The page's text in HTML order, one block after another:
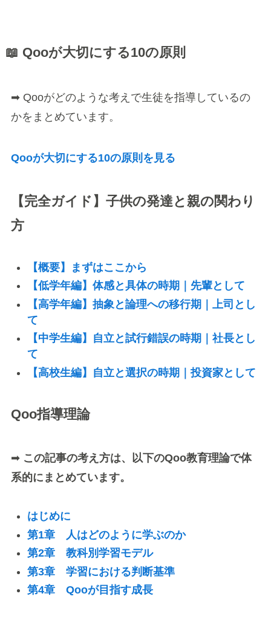
📖 Qooが大切にする10の原則
➡ Qooがどのような考えで生徒を指導しているの
かをまとめています。
Qooが大切にする10の原則を見る
【完全ガイド】子供の発達と親の関わり
方
【概要】まずはここから
【低学年編】体感と具体の時期｜先輩として
【高学年編】抽象と論理への移行期｜上司とし
て
【中学生編】自立と試行錯誤の時期｜社長とし
て
【高校生編】自立と選択の時期｜投資家として
Qoo指導理論
➡ この記事の考え方は、以下のQoo教育理論で体
系的にまとめています。
はじめに
第1章 人はどのように学ぶのか
第2章 教科別学習モデル
第3章 学習における判断基準
第4章 Qooが目指す成長